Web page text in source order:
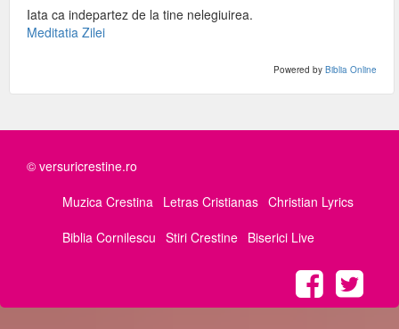
Iata ca indepartez de la tine nelegiuirea.
Meditatia Zilei
Powered by Biblia Online
© versuricrestine.ro
Muzica Crestina Letras Cristianas Christian Lyrics
Biblia Cornilescu Stiri Crestine Biserici Live